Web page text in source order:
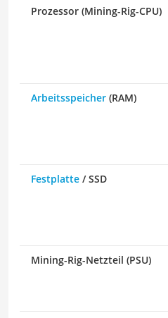
Prozessor (Mining-Rig-CPU)
Arbeitsspeicher (RAM)
Festplatte / SSD
Mining-Rig-Netzteil (PSU)